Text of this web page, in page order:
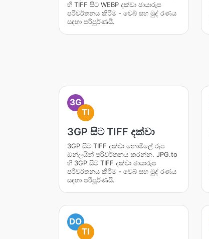
හි TIFF සිට WEBP දක්වා ඡායාරූප
පරිවර්තනය කිරීම - වෙබ් සහ මුද් රණය
සඳහා පරිපූර්ණයි.
3G
TI
3GP සිට TIFF දක්වා
3GP සිට TIFF දක්වා නොමිලේ රූප
ඔන්ලයින් පරිවර්තනය කරන්න. JPG.to
හි 3GP සිට TIFF දක්වා ඡායාරූප
පරිවර්තනය කිරීම - වෙබ් සහ මුද් රණය
සඳහා පරිපූර්ණයි.
DO
TI